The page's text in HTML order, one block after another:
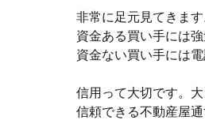
非常に足元見てきます
資金ある買い手には強
資金ない買い手には
信用って大切です。
信頼できる不動産屋